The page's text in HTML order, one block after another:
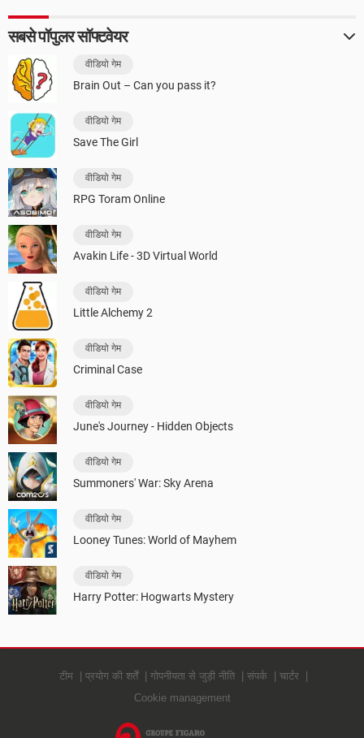
सबसे पॉपुलर सॉफ्टवेयर
वीडियो गेम
Brain Out – Can you pass it?
वीडियो गेम
Save The Girl
वीडियो गेम
RPG Toram Online
वीडियो गेम
Avakin Life - 3D Virtual World
वीडियो गेम
Little Alchemy 2
वीडियो गेम
Criminal Case
वीडियो गेम
June's Journey - Hidden Objects
वीडियो गेम
Summoners' War: Sky Arena
वीडियो गेम
Looney Tunes: World of Mayhem
वीडियो गेम
Harry Potter: Hogwarts Mystery
टीम प्रयोग की शर्तें गोपनीयता से जुड़ी नीति संपर्क
चार्टर
Cookie management